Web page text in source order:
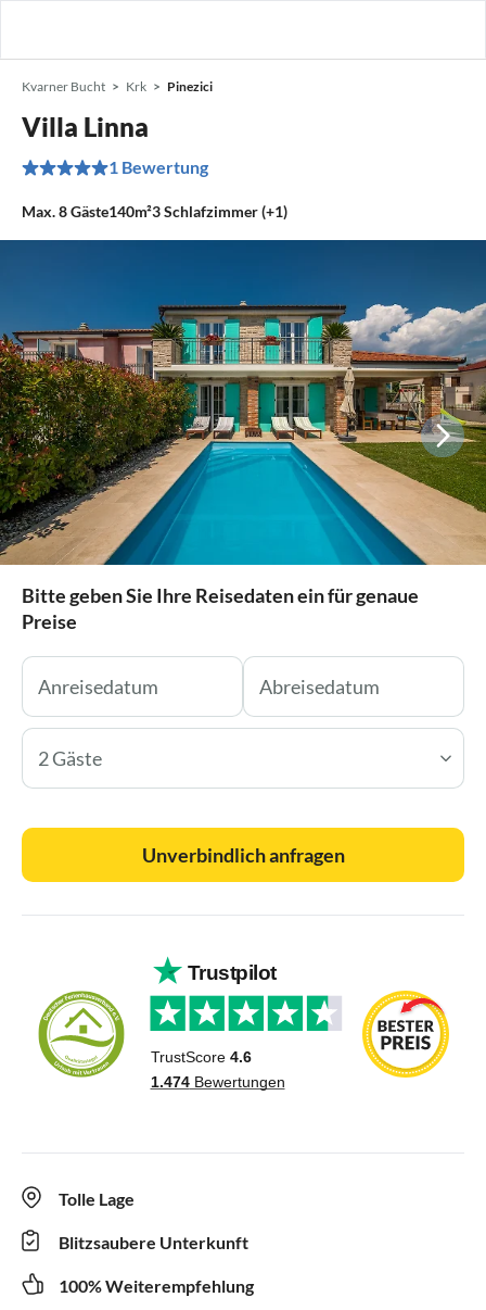
Kvarner Bucht Krk Pinezici
Villa Linna
1 Bewertung
Max.8Gäste140m²3Schlafzimmer (+1)
Bitte geben Sie Ihre Reisedaten ein für genaue
Preise
2 Gäste
Unverbindlich anfragen
Tolle Lage
Blitzsaubere Unterkunft
100% Weiterempfehlung